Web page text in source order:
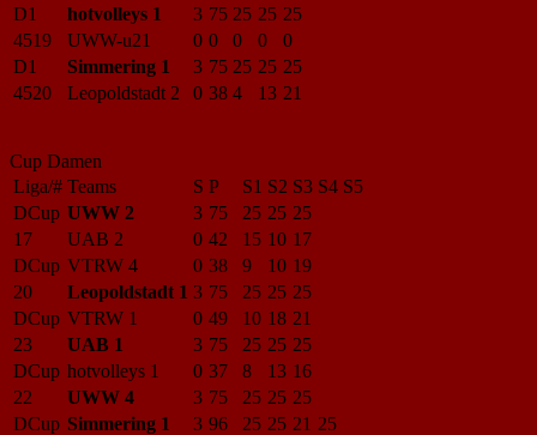
D1
hotvolleys 1 3 75 25 25 25
4519
UWW-u21 0 0 0 0
0
D1
Simmering 1 3 75 25 25 25
4520
Leopoldstadt 2 0 38 4 13 21
Cup Damen
Liga/# Teams S P S1 S2 S3 S4 S5
DCup UWW 2 3 75 25 25 25
17
UAB 2 0 42 15 10 17
DCup VTRW 4 0 38 9 10 19
20
Leopoldstadt 1 3 75 25 25 25
DCup VTRW 1 0 49 10 18 21
23
UAB 1 3 75 25 25 25
DCup hotvolleys 1 0 37 8 13 16
22
UWW 4 3 75 25 25 25
DCup Simmering 1 3 96 25 25 21 25